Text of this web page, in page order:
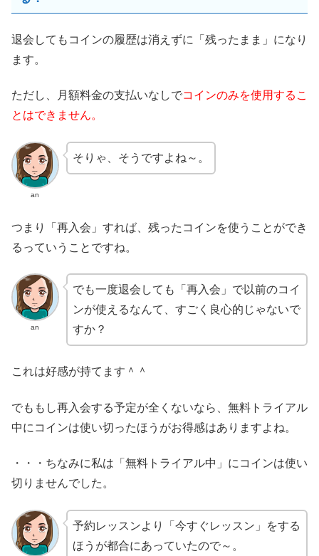
退会してもコインの履歴は消えずに「残ったまま」になり
ます。
ただし、月額料金の支払いなしでコインのみを使用するこ
とはできません。
an
そりゃ、そうですよね～。
つまり「再入会」すれば、残ったコインを使うことができ
るっていうことですね。
an
でも一度退会しても「再入会」で以前のコイ
ンが使えるなんて、すごく良心的じゃないで
すか？
これは好感が持てます＾＾
でももし再入会する予定が全くないなら、無料トライアル
中にコインは使い切ったほうがお得感はありますよね。
・・・ちなみに私は「無料トライアル中」にコインは使い
切りませんでした。
予約レッスンより「今すぐレッスン」をする
ほうが都合にあっていたので～。